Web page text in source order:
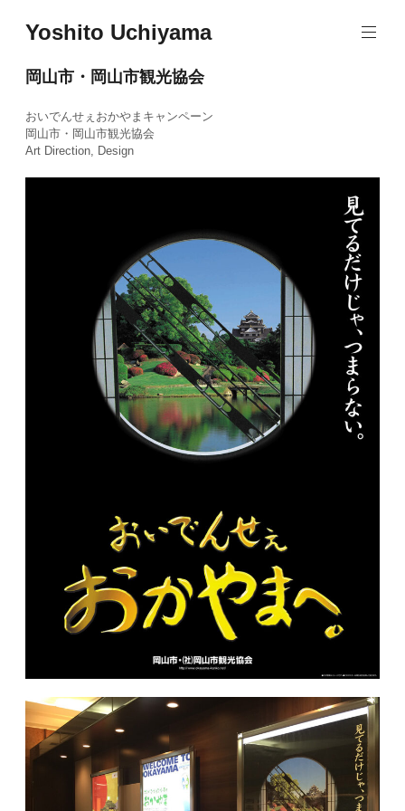
to
Yoshito Uchiyama
岡山市・岡山市観光協会
おいでんせぇおかやまキャンペーン
岡山市・岡山市観光協会
Art Direction, Design